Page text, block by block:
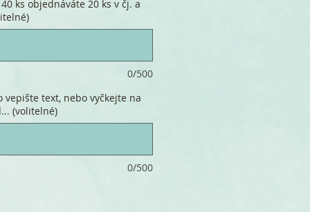
ks objednáváte 20 ks v čj. a
0/500
vepište text, nebo vyčkejte na
(volitelné)
0/500